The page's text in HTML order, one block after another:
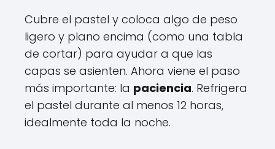
Cubre el pastel y coloca algo de peso
ligero y plano encima (como una tabla
de cortar) para ayudar a que las
capas se asienten. Ahora viene el paso
más importante: la paciencia. Refrigera
el pastel durante al menos 12 horas,
idealmente toda la noche.